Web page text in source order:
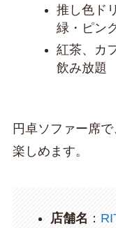
推し色ド
緑・ピン
紅茶、カ
飲み放題
円卓ソファー席
楽しめます。
店舗名 ：